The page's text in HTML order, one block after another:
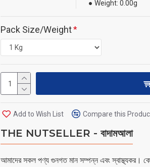
Weight: 0.00g
Pack Size/Weight
Add to Wish List Compare this
THE NUTSELLER - বাদামআলা
আমাদের সকল পণ্য গুনগত মান সম্পন্ন এবং স্বাস্থ্যকর। কোন